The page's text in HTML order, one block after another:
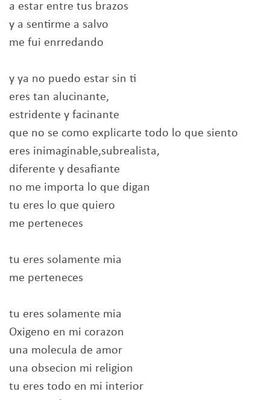
a estar entre tus brazos
y a sentirme a salvo
me fui enrredando
y ya no puedo estar sin ti
eres tan alucinante,
estridente y facinante
que no se como explicarte todo lo que siento
eres inimaginable,subrealista,
diferente y desafiante
no me importa lo que digan
tu eres lo que quiero
me perteneces
tu eres solamente mia
me perteneces
tu eres solamente mia
Oxigeno en mi corazon
una molecula de amor
una obsecion mi religion
tu eres todo en mi interior